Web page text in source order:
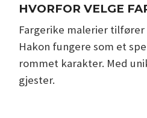
HVORFOR VELGE
Fargerike malerier
Hakon fungere som et
rommet karakter. Med
gjester.